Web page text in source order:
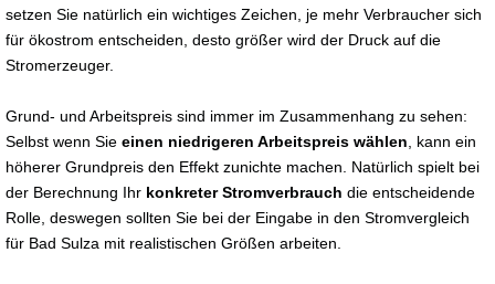
setzen Sie natürlich ein wichtiges Zeichen, je mehr Verbraucher sich
für ökostrom entscheiden, desto größer wird der Druck auf die
Stromerzeuger.
Grund- und Arbeitspreis sind immer im Zusammenhang zu sehen:
Selbst wenn Sie einen niedrigeren Arbeitspreis wählen , kann ein
höherer Grundpreis den Effekt zunichte machen. Natürlich spielt bei
der Berechnung Ihr konkreter Stromverbrauch die entscheidende
Rolle, deswegen sollten Sie bei der Eingabe in den Stromvergleich
für Bad Sulza mit realistischen Größen arbeiten.